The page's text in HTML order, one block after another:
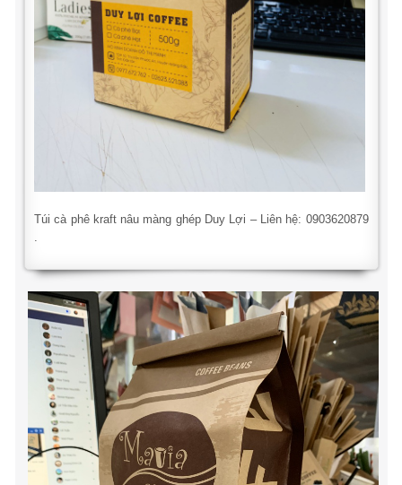
Túi cà phê kraft nâu màng ghép Duy Lợi – Liên hệ: 0903620879